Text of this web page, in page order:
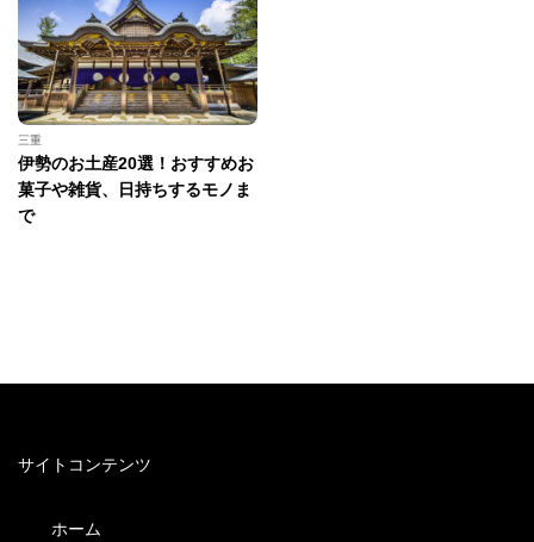
三重
伊勢のお土産20選！おすすめお
菓子や雑貨、日持ちするモノま
で
サイトコンテンツ
ホーム